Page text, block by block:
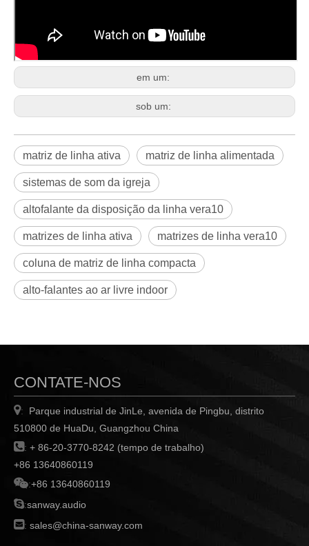
em um:
sob um:
matriz de linha ativa matriz de linha alimentada
sistemas de som da igreja
altofalante da disposição da linha vera10
matrizes de linha ativa matrizes de linha vera10
coluna de matriz de linha compacta
alto-falantes ao ar livre indoor
CONTATE-NOS
:
Parque industrial de JinLe, avenida de Pingbu, distrito
510800 de HuaDu, Guangzhou China
: + 86-20-3770-8242 (tempo de trabalho)
+86 13640860119
:+86 13640860119
:sanway.audio
: sales@china-sanway.com